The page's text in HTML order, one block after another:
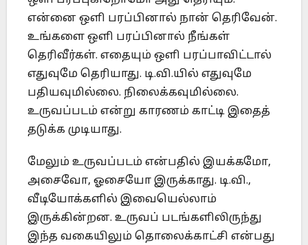
என்னை ஒளி பரப்பினால் நான் தெரிவேன்.
உங்களை ஒளி பரப்பினால் நீங்கள்
தெரிவீர்கள். எதையும் ஒளி பரப்பாவிட்டால்
எதுவுமே தெரியாது. டி.வி.யில் எதுவுமே
பதியவுமில்லை. நிலைக்கவுமில்லை.
உருவப்படம் என்று காரணம் காட்டி இதைத்
தடுக்க முடியாது.
மேலும் உருவப்படம் என்பதில் இயக்கமோ,
அசைவோ, ஓசையோ இருக்காது. டி.வி.,
வீடியோக்களில் இவையெல்லாம்
இருக்கின்றன. உருவப் படங்களிலிருந்து
இந்த வகையிலும் தொலைக்காட்சி என்பது